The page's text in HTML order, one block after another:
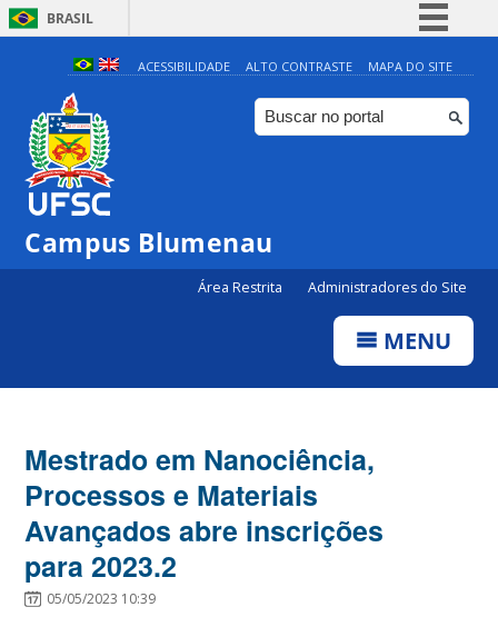
BRASIL
Simplifique!
Comunica BR
Participe
ACESSIBILIDADE ALTO CONTRASTE MAPA DO SITE
Campus Blumenau
Área Restrita Administradores do Site
MENU
Mestrado em Nanociência,
Processos e Materiais
Avançados abre inscrições
para 2023.2
05/05/2023 10:39